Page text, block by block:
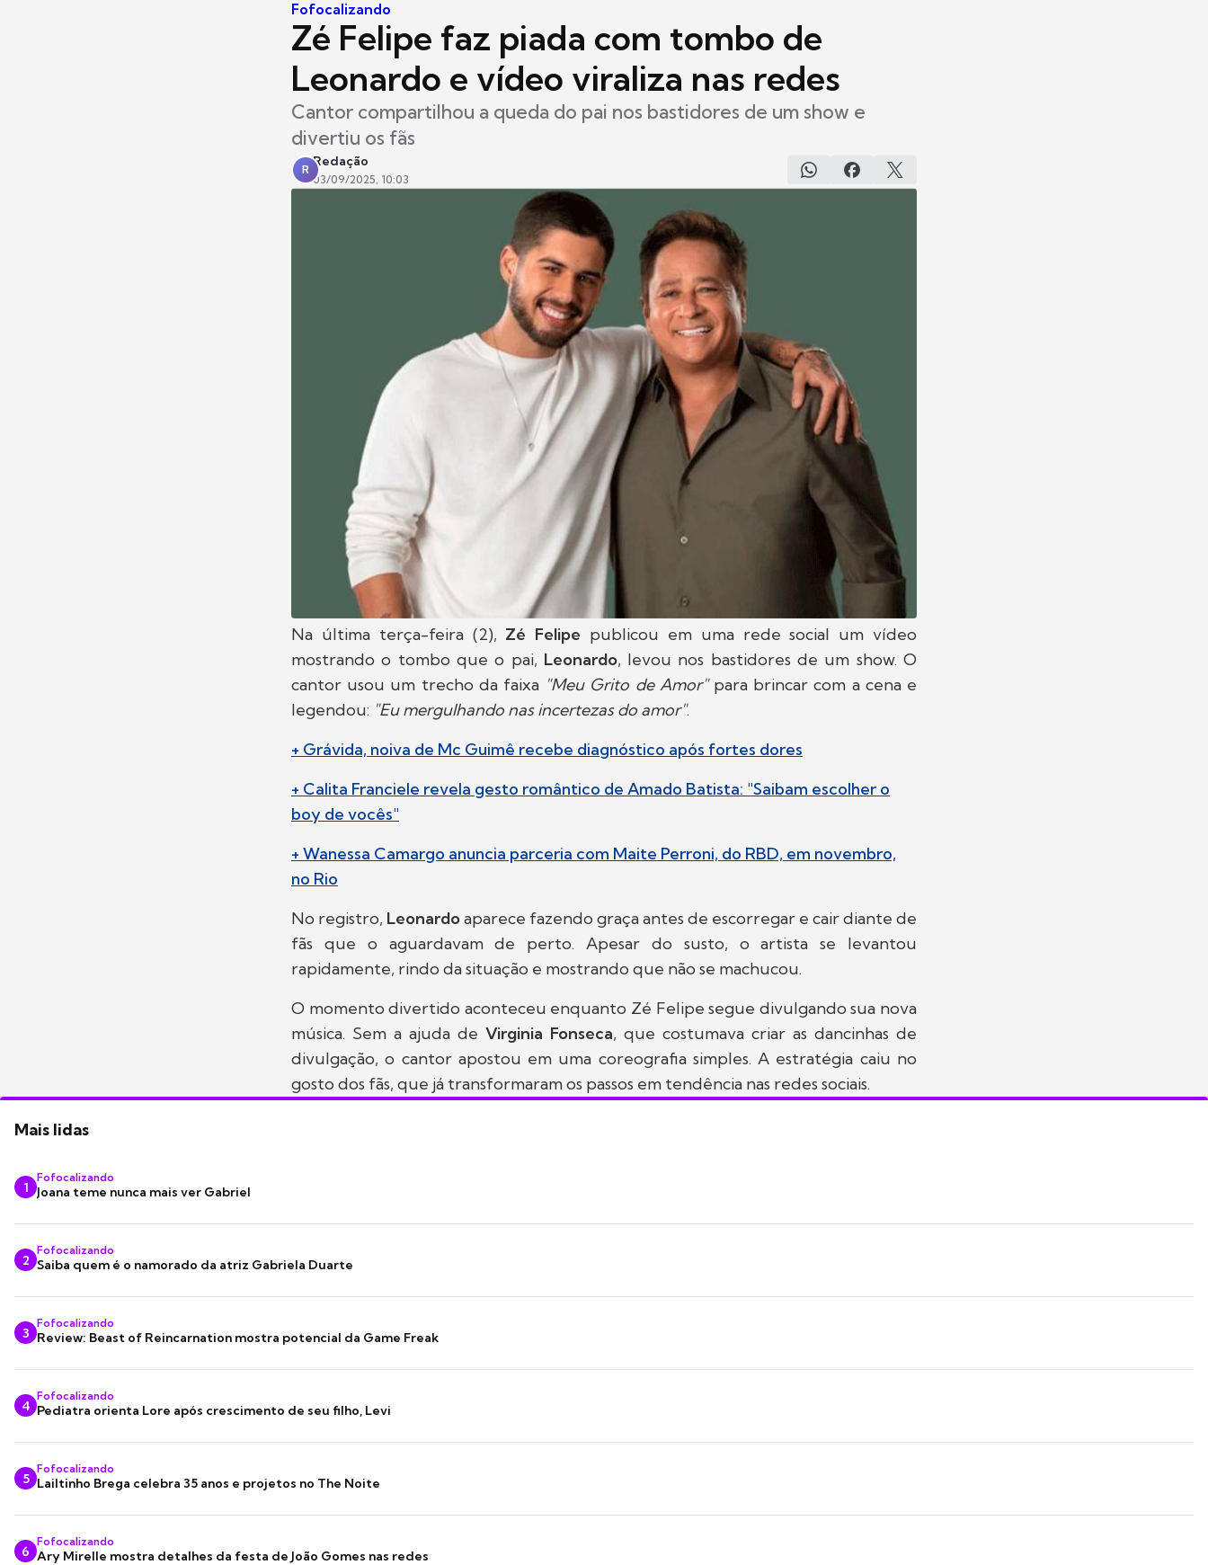
Fofocalizando
Zé Felipe faz piada com tombo de
Leonardo e vídeo viraliza nas redes
Cantor compartilhou a queda do pai nos bastidores de um show e
divertiu os fãs
R
Redação
03/09/2025, 10:03
Na última terça-feira (2), Zé Felipe publicou em uma rede social um vídeo
mostrando o tombo que o pai, Leonardo, levou nos bastidores de um show. O
cantor usou um trecho da faixa "Meu Grito de Amor"para brincar com a cena e
legendou: "Eu mergulhando nas incertezas do amor".
+ Grávida, noiva de Mc Guimê recebe diagnóstico após fortes dores
+ Calita Franciele revela gesto romântico de Amado Batista: "Saibam escolher o
boy de vocês"
+ Wanessa Camargo anuncia parceria com Maite Perroni, do RBD, em novembro,
no Rio
No registro, Leonardoaparece fazendo graça antes de escorregar e cair diante de
fãs que o aguardavam de perto. Apesar do susto, o artista se levantou
rapidamente, rindo da situação e mostrando que não se machucou.
O momento divertido aconteceu enquanto Zé Felipe segue divulgando sua nova
música. Sem a ajuda de Virginia Fonseca, que costumava criar as dancinhas de
divulgação, o cantor apostou em uma coreografia simples. A estratégia caiu no
gosto dos fãs, que já transformaram os passos em tendência nas redes sociais.
Mais lidas
1
Fofocalizando
Joana teme nunca mais ver Gabriel
2
Fofocalizando
Saiba quem é o namorado da atriz Gabriela Duarte
3
Fofocalizando
Review: Beast of Reincarnation mostra potencial da Game Freak
4
Fofocalizando
Pediatra orienta Lore após crescimento de seu filho, Levi
5
Fofocalizando
Lailtinho Brega celebra 35 anos e projetos no The Noite
6
Fofocalizando
Ary Mirelle mostra detalhes da festa de João Gomes nas redes